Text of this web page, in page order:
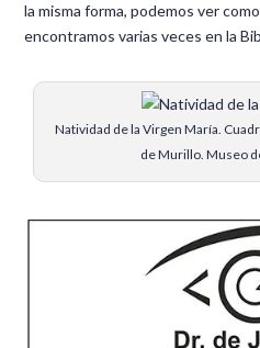
la misma forma, podemos ver
encontramos varias veces en la
Natividad de la Virgen María.
de Murillo. Museo